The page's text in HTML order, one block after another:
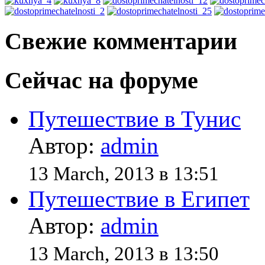
Свежие комментарии
Сейчас на форуме
Путешествие в Тунис
Автор: admin
13 March, 2013 в 13:51
Путешествие в Египет
Автор: admin
13 March, 2013 в 13:50